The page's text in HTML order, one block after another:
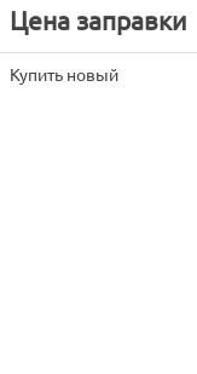
Цена заправки
Купить новый